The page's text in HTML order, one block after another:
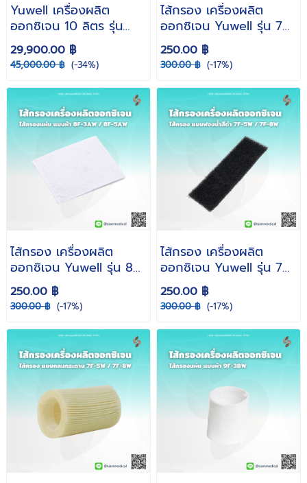
Yuwell เครื่องผลิต
ออกซิเจน 10 ลิตร รุ่น
8F-10W ( Oxygen
generator เครื่องให้
ออกซิเจน ผู้ป่วย พ่นยาได้
)
29,900.00 ฿
45,000.00 ฿ (-34%)
ไส้กรอง เครื่องผลิต
ออกซิเจน Yuwell รุ่น 7F-
3W / 7F-10W ไส้กรอง
แผ่น แบบผ้า
250.00 ฿
300.00 ฿ (-17%)
ไส้กรอง เครื่องผลิต
ออกซิเจน Yuwell รุ่น 8F-
3AW / 8F-5AW แบบผ้า
250.00 ฿
300.00 ฿ (-17%)
ไส้กรอง เครื่องผลิต
ออกซิเจน Yuwell รุ่น 7F-
5W / 7F-8W แบบ
ฟองน้ำสีดำ ( ราคาต่อ 1
ชิ้น )
250.00 ฿
300.00 ฿ (-17%)